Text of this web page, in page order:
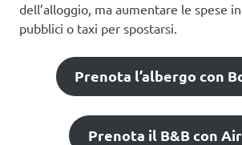
dell’alloggio, ma aumentare le spese
pubblici o taxi per spostarsi.
Prenota l’albergo con
Prenota il B&B con